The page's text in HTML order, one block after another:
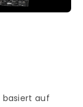
basiert auf